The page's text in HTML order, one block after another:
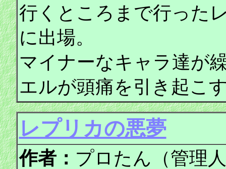
行くところまで行った
に出場。
マイナーなキャラ達が
エルが頭痛を引き起こ
レプリカの悪夢
作者： プロたん（管理